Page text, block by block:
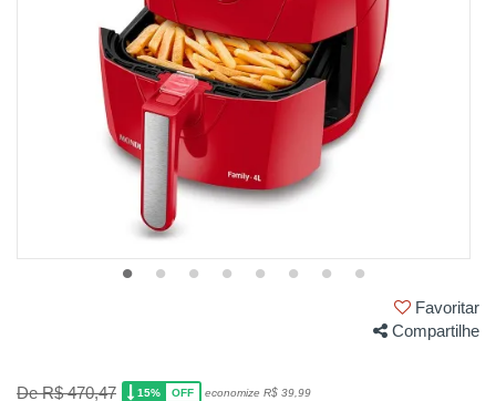
Favoritar
Compartilhe
De R$ 470,47 15% OFF economize R$ 39,99